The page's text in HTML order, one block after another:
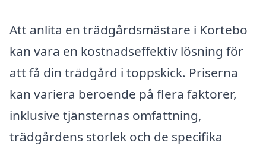
Att anlita en trädgårdsmästare i Kortebo
kan vara en kostnadseffektiv lösning för
att få din trädgård i toppskick. Priserna
kan variera beroende på flera faktorer,
inklusive tjänsternas omfattning,
trädgårdens storlek och de specifika